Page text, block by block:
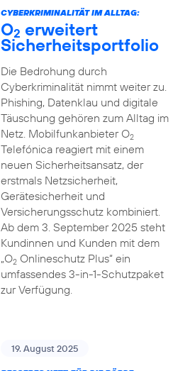
CYBERKRIMINALITÄT IM ALLTAG:
O2 erweitert
Sicherheitsportfolio
Die Bedrohung durch
Cyberkriminalität nimmt weiter zu.
Phishing, Datenklau und digitale
Täuschung gehören zum Alltag im
Netz. Mobilfunkanbieter O2
Telefónica reagiert mit einem
neuen Sicherheitsansatz, der
erstmals Netzsicherheit,
Gerätesicherheit und
Versicherungsschutz kombiniert.
Ab dem 3. September 2025 steht
Kundinnen und Kunden mit dem
„O2Onlineschutz Plus“ ein
umfassendes 3-in-1-Schutzpaket
zur Verfügung.
19. August 2025